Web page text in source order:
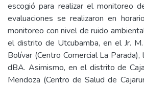
escogió para realizar el monitoreo
evaluaciones se realizaron en
monitoreo con nivel de ruido
el distrito de Utcubamba, en el Jr.
Bolívar (Centro Comercial La
dBA. Asimismo, en el distrito de
Mendoza (Centro de Salud de